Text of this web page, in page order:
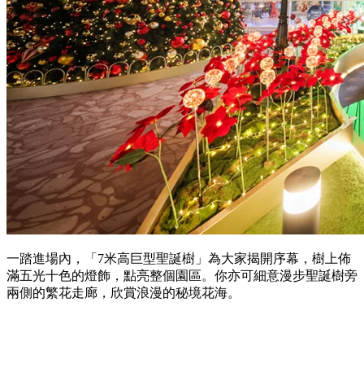
一踏進場內，「7米高巨型聖誕樹」為大家揭開序幕，樹上佈
滿五光十色的燈飾，點亮整個園區。你亦可細意漫步聖誕樹旁
兩側的繁花走廊，欣賞浪漫的秘境花海。